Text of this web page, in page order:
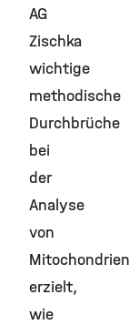
AG
Zischka
wichtige
methodische
Durchbrüche
bei
der
Analyse
von
Mitochondrien
erzielt,
wie